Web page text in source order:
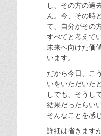
し、その方の過
ん。今、その時
て、自分がその
すべてと考えて
未来へ向けた価
います。
だから今日、こ
いをいただいた
しでも、そうし
結果だったらい
そんなことを感
詳細は省きます